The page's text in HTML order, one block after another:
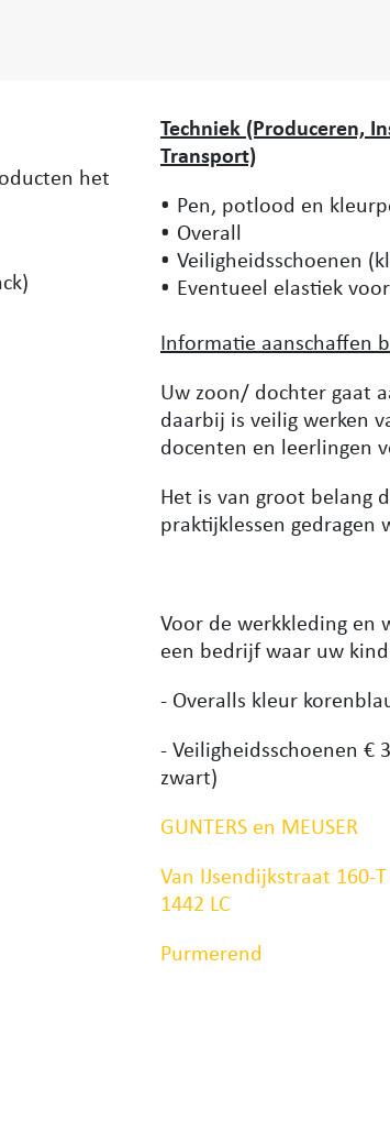
het
Techniek (Produceren,
Transport)
Pen, potlood en
Overall
Veiligheidsschoenen
Eventueel elastiek
Informatie aanschaffen
Uw zoon/ dochter gaat
daarbij is veilig werken
docenten en leerlingen
Het is van groot belang
praktijklessen gedragen
Voor de werkkleding en
een bedrijf waar uw
- Overalls kleur
- Veiligheidsschoenen €
zwart)
GUNTERS en MEUSER
Van IJsendijkstraat 160-T
1442 LC
Purmerend